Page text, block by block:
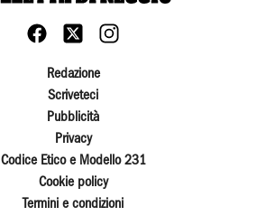
Redazione
Scriveteci
Pubblicità
Privacy
Codice Etico e Modello 231
Cookie policy
Termini e condizioni